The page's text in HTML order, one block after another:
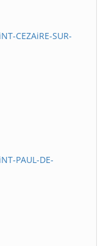
CEZAiRE-SUR-
PAUL-DE-